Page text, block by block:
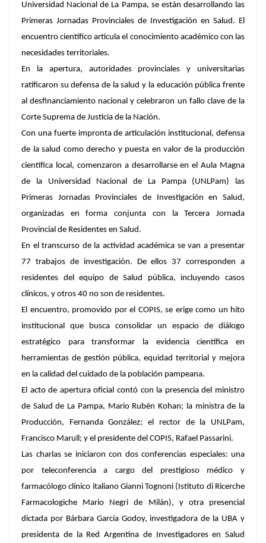
Universidad Nacional de La Pampa, se están desarrollando las
Primeras Jornadas Provinciales de Investigación en Salud. El
encuentro científico articula el conocimiento académico con las
necesidades territoriales.
En la apertura, autoridades provinciales y universitarias
ratificaron su defensa de la salud y la educación pública frente
al desfinanciamiento nacional y celebraron un fallo clave de la
Corte Suprema de Justicia de la Nación.
Con una fuerte impronta de articulación institucional, defensa
de la salud como derecho y puesta en valor de la producción
científica local, comenzaron a desarrollarse en el Aula Magna
de la Universidad Nacional de La Pampa (UNLPam) las
Primeras Jornadas Provinciales de Investigación en Salud,
organizadas en forma conjunta con la Tercera Jornada
Provincial de Residentes en Salud.
En el transcurso de la actividad académica se van a presentar
77 trabajos de investigación. De ellos 37 corresponden a
residentes del equipo de Salud pública, incluyendo casos
clínicos, y otros 40 no son de residentes.
El encuentro, promovido por el COPIS, se erige como un hito
institucional que busca consolidar un espacio de diálogo
estratégico para transformar la evidencia científica en
herramientas de gestión pública, equidad territorial y mejora
en la calidad del cuidado de la población pampeana.
El acto de apertura oficial contó con la presencia del ministro
de Salud de La Pampa, Mario Rubén Kohan; la ministra de la
Producción, Fernanda González; el rector de la UNLPam,
Francisco Marull; y el presidente del COPIS, Rafael Passarini.
Las charlas se iniciaron con dos conferencias especiales: una
por teleconferencia a cargo del prestigioso médico y
farmacólogo clínico italiano Gianni Tognoni (Istituto di Ricerche
Farmacologiche Mario Negri de Milán), y otra presencial
dictada por Bárbara García Godoy, investigadora de la UBA y
presidenta de la Red Argentina de Investigadores en Salud